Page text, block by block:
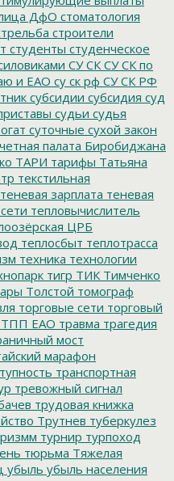
ДфО стоматология
строители
студенты студенческое
СУ СК СУ СК по
и ЕАО су ск рф СУ СК РФ
субсидии субсидия суд
судьи судья
суточные сухой закон
палата Биробиджана
ТАРИ тарифы Татьяна
текстильная
теневая зарплата теневая
тепловычислитель
ЦРБ
теплосбыт теплотрасса
техника технологии
тигр ТИК Тимченко
Толстой томограф
торговые сети торговый
ТПП ЕАО травма трагедия
мост
марафон
транспортная
тревожный сигнал
трудовая книжка
Трутнев туберкулез
турнир турпоход
тюрьма Тяжелая
убыль убыль населения